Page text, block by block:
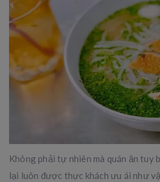
Không phải tự nhiên mà quán ăn tuy
lại luôn được thực khách ưu ái như